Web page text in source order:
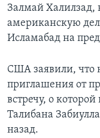
Залмай Халилзад,
американскую
Исламабад на
США заявили, что
приглашения от
встречу, о
Талибана
назад.